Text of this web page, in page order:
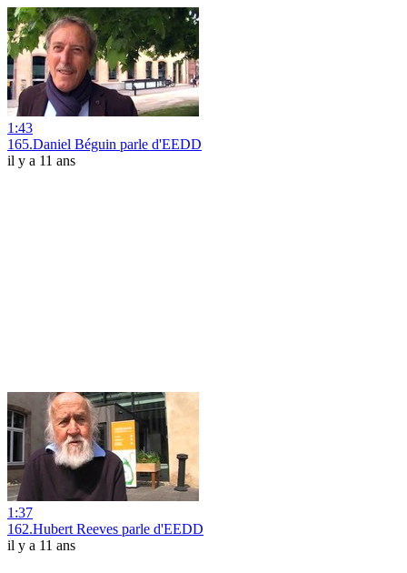
1:43
165.Daniel Béguin parle d'EEDD
il y a 11 ans
1:37
162.Hubert Reeves parle d'EEDD
il y a 11 ans